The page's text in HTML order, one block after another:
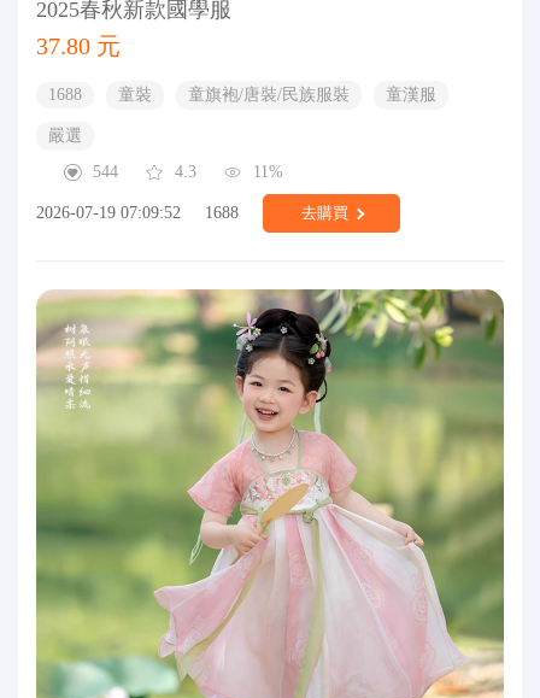
2025春秋新款國學服
37.80 元
1688 童裝 童旗袍/唐裝/民族服裝 童漢服
嚴選
544
4.3 11%
2026-07-19 07:09:52 1688 去購買